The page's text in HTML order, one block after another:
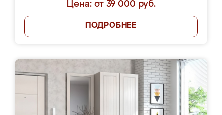
Цена: от 39 000 руб.
ПОДРОБНЕЕ